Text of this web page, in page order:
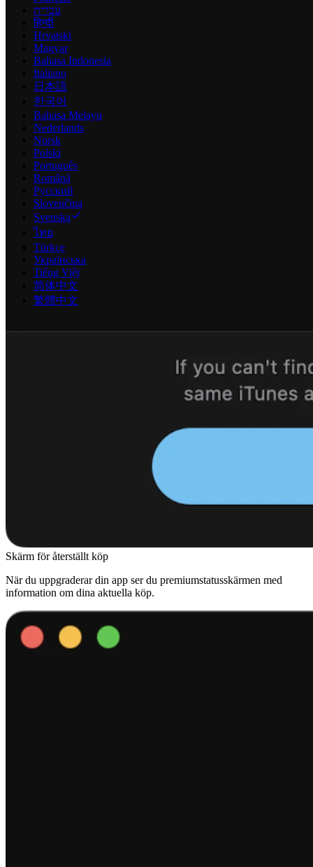
עברית
हिन्दी
Hrvatski
Magyar
Bahasa Indonesia
Italiano
日本語
한국어
Bahasa Melayu
Nederlands
Norsk
Polski
Português
Română
Русский
Slovenčina
Svenska
ไทย
Türkçe
Українська
Tiếng Việt
简体中文
繁體中文
Skärm för återställt köp
När du uppgraderar din app ser du premiumstatusskärmen med
information om dina aktuella köp.